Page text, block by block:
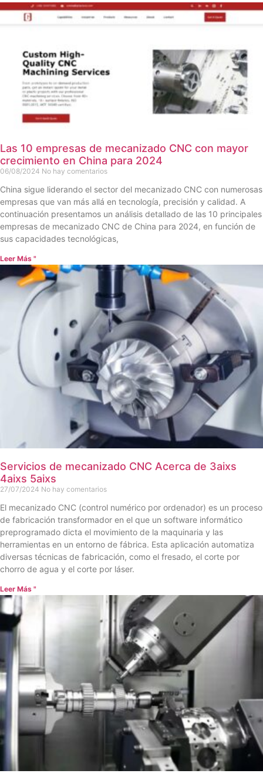
Las 10 empresas de mecanizado CNC con mayor
crecimiento en China para 2024
06/08/2024 No hay comentarios
China sigue liderando el sector del mecanizado CNC con numerosas
empresas que van más allá en tecnología, precisión y calidad. A
continuación presentamos un análisis detallado de las 10 principales
empresas de mecanizado CNC de China para 2024, en función de
sus capacidades tecnológicas,
Leer Más "
Servicios de mecanizado CNC Acerca de 3aixs
4aixs 5aixs
27/07/2024 No hay comentarios
El mecanizado CNC (control numérico por ordenador) es un proceso
de fabricación transformador en el que un software informático
preprogramado dicta el movimiento de la maquinaria y las
herramientas en un entorno de fábrica. Esta aplicación automatiza
diversas técnicas de fabricación, como el fresado, el corte por
chorro de agua y el corte por láser.
Leer Más "